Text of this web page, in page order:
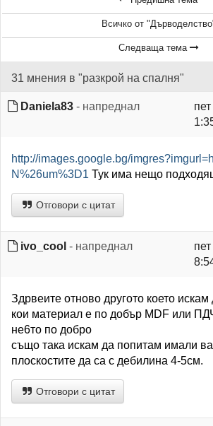
Всичко от
Следваща тема
31 мнения в "разкрой на спалня"
Daniela83 - напреднал
http://images.google.bg/
N%26um%3D1 Тук има нещо
Отговори с цитат
ivo_cool - напреднал
Здрвеите отново другото което
кои материал е по добър MDF или
не6то по добро
също така искам да попитам имали
плоскостите да са с дебилина 4-5см.
Отговори с цитат